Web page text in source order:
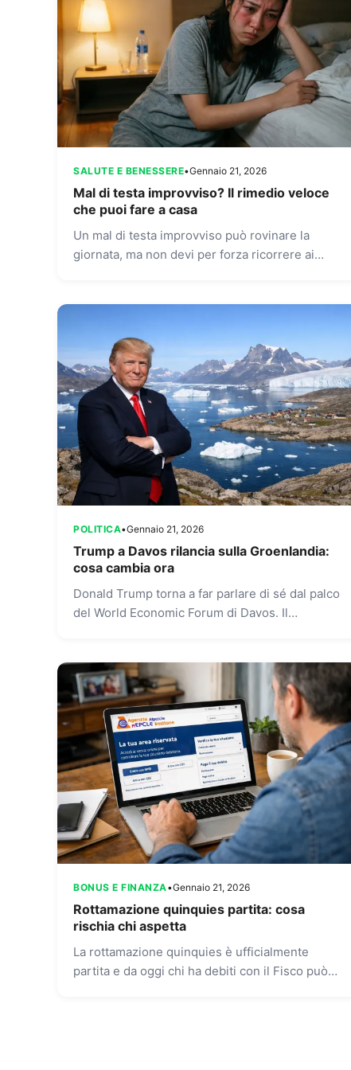
SALUTE E BENESSERE•Gennaio 21, 2026
Mal di testa improvviso? Il rimedio veloce
che puoi fare a casa
Un mal di testa improvviso può rovinare la
giornata, ma non devi per forza ricorrere ai
POLITICA•Gennaio 21, 2026
Trump a Davos rilancia sulla Groenlandia:
cosa cambia ora
Donald Trump torna a far parlare di sé dal palco
del World Economic Forum di Davos. Il
BONUS E FINANZA•Gennaio 21, 2026
Rottamazione quinquies partita: cosa
rischia chi aspetta
La rottamazione quinquies è ufficialmente
partita e da oggi chi ha debiti con il Fisco può